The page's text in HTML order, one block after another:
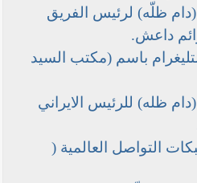
ظلّه) لرئيس الفريق
داعش.
باسم (مكتب السيد
ظله) للرئيس الايراني
التواصل العالمية (